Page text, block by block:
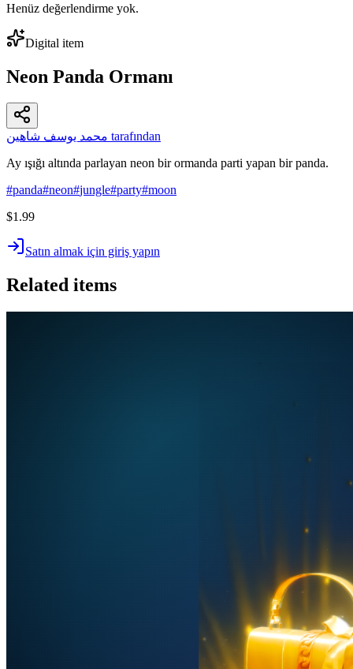
Henüz değerlendirme yok.
Digital item
Neon Panda Ormanı
محمد يوسف شاهين tarafından
Ay ışığı altında parlayan neon bir ormanda parti yapan bir panda.
#panda#neon#jungle#party#moon
$1.99
Satın almak için giriş yapın
Related items